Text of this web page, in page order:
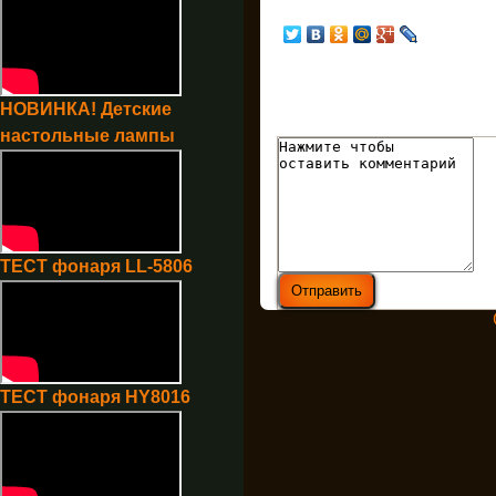
НОВИНКА! Детские
настольные лампы
ТЕСТ фонаря LL-5806
ТЕСТ фонаря HY8016